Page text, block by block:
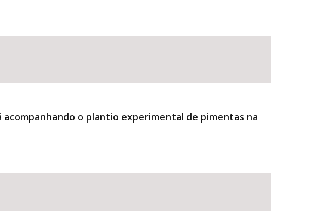
acompanhando o plantio experimental de pimentas na